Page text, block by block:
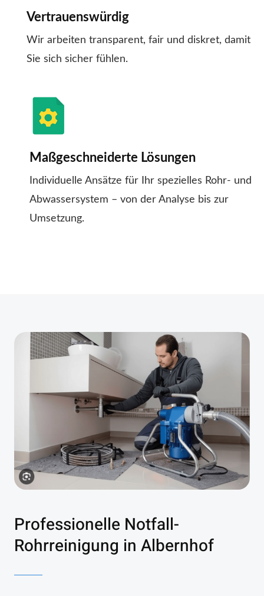
Vertrauenswürdig
Wir arbeiten transparent, fair und diskret, damit
Sie sich sicher fühlen.
Maßgeschneiderte Lösungen
Individuelle Ansätze für Ihr spezielles Rohr- und
Abwassersystem – von der Analyse bis zur
Umsetzung.
Professionelle Notfall-
Rohrreinigung in Albernhof